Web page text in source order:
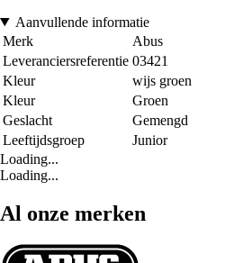
Aanvullende informatie
Merk
Abus
Leveranciersreferentie 03421
Kleur
wijs groen
Kleur
Groen
Geslacht
Gemengd
Leeftijdsgroep
Junior
Loading...
Loading...
Al onze merken